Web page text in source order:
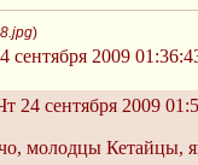
)
сентября 2009
24 сентября 2009
молодцы Кетайцы,